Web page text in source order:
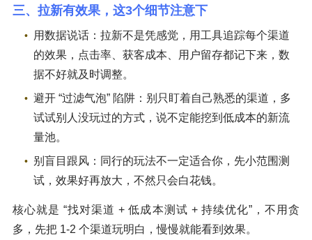
三、拉新有效果，这3个细节注意下
用数据说话：拉新不是凭感觉，用工具追踪每个渠道
的效果，点击率、获客成本、用户留存都记下来，数
据不好就及时调整。
避开 “过滤气泡” 陷阱：别只盯着自己熟悉的渠道，多
试试别人没玩过的方式，说不定能挖到低成本的新流
量池。
别盲目跟风：同行的玩法不一定适合你，先小范围测
试，效果好再放大，不然只会白花钱。
核心就是 “找对渠道 + 低成本测试 + 持续优化”，不用贪
多，先把 1-2 个渠道玩明白，慢慢就能看到效果。